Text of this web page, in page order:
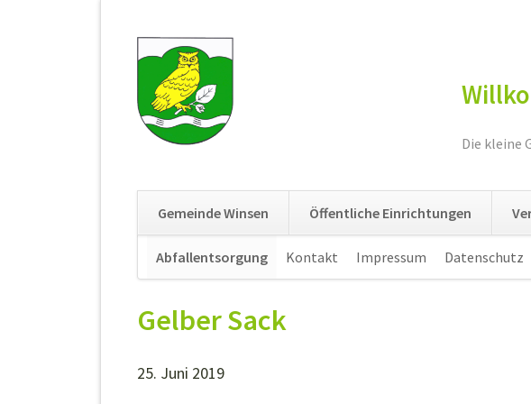
Die kleine
Gemeinde Winsen Öffentliche Einrichtungen
Abfallentsorgung Kontakt Impressum Datenschutz
Gelber Sack
25. Juni 2019